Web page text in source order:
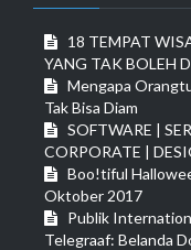
18 TEMPAT
YANG TAK BOLEH
Mengapa
Tak Bisa Diam
SOFTWARE |
CORPORATE |
Boo!tiful
Oktober 2017
Publik
Telegraaf: Belanda